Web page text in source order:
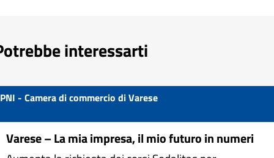
interessarti
PNI - Camera di commercio di Varese
Varese – La mia impresa, il mio futuro in numeri